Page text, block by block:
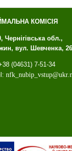
КОМІСІЯ
Чернігівська обл.,
вул. Шевченка, 26
(04631) 7-51-34
nfk_ nubip_ vstup@ukr.